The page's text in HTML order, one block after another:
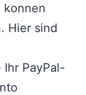
konnen
Hier sind
Ihr PayPal-